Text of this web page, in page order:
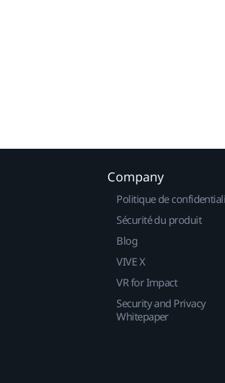
Company
Politique de
Sécurité du produit
Blog
VIVE X
VR for Impact
Security and Privacy
Whitepaper